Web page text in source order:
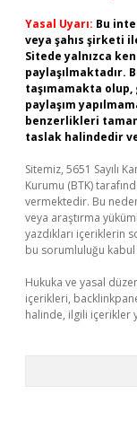
Yasal Uyarı: Bu
veya şahıs şirketi
Sitede yalnızca
paylaşılmaktadır.
taşımamakta
paylaşım
benzerlikleri
taslak halindedir
Sitemiz, 5651 Sayılı
Kurumu (BTK)
vermektedir. Bu
veya araştırma
yazdıkları içeriklerin
bu sorumluluğu kabul
Hukuka ve yasal
içerikleri,
halinde, ilgili içerikler